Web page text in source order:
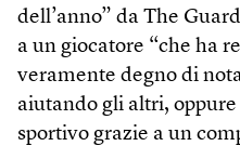
dell’anno” da The
a un giocatore “che ha
veramente degno di
aiutando gli altri,
sportivo grazie a un